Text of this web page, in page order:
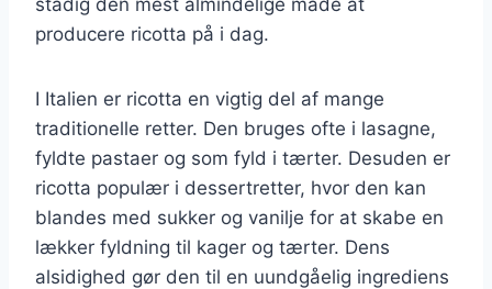
producere ricotta på i dag.
I Italien er ricotta en vigtig del af mange
traditionelle retter. Den bruges ofte i lasagne,
fyldte pastaer og som fyld i tærter. Desuden er
ricotta populær i dessertretter, hvor den kan
blandes med sukker og vanilje for at skabe en
lækker fyldning til kager og tærter. Dens
alsidighed gør den til en uundgåelig ingrediens